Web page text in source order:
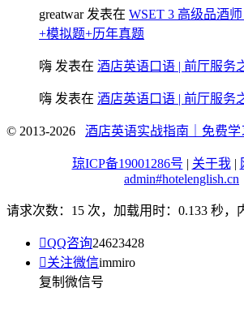
greatwar发表在 WSET 3 高级品酒
+模拟题+历年真题
嗨 发表在 酒店英语口语 | 前厅服务
嗨 发表在 酒店英语口语 | 前厅服务
© 2013-2026 酒店英语实战指南｜免费
琼ICP备19001286号 | 关于我 |
admin#hotelenglish.cn
请求次数：15 次，加载用时：0.133 秒，
QQ咨询24623428
关注微信immiro
复制微信号